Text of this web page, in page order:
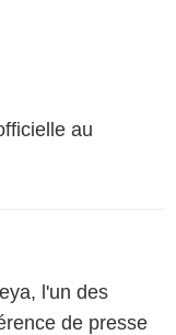
au
l'un des
de presse